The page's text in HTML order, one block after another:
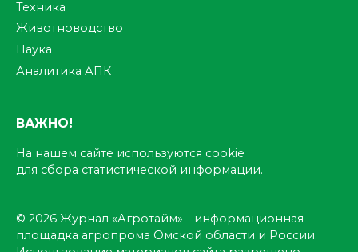
Техника
Животноводство
Наука
Аналитика АПК
ВАЖНО!
На нашем сайте используются cookie
для сбора статистической информации.
© 2026 Журнал «Агротайм» - информационная
площадка агропрома Омской области и России.